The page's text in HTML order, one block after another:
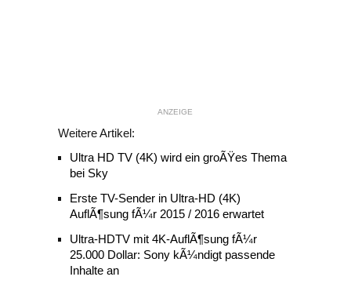
ANZEIGE
Weitere Artikel:
Ultra HD TV (4K) wird ein groÃŸes Thema
bei Sky
Erste TV-Sender in Ultra-HD (4K)
AuflÃ¶sung fÃ¼r 2015 / 2016 erwartet
Ultra-HDTV mit 4K-AuflÃ¶sung fÃ¼r
25.000 Dollar: Sony kÃ¼ndigt passende
Inhalte an